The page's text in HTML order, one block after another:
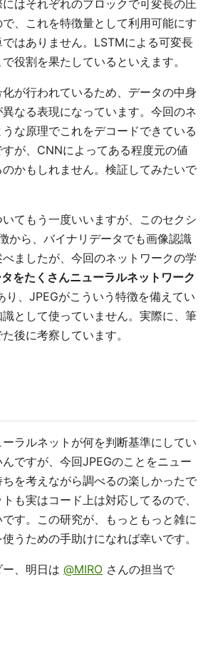
はそれぞれのブロックで可変長の圧
、これを特徴量として利用可能にす
はありません。LSTMによる可変長
役割を果たしているといえます。
が行われているため、データの中身
なる表現になっています。今回のネ
な原理でこれをデコードできている
が、CNNによってある程度元の値
かもしれません。検証してみたいで
てもう一度いいますが、このセクシ
から、バイナリデータでも画像認識
ましたが、今回のネットワークの学
をたくさんニューラルネットワーク
り、JPEGがこういう特徴を備えてい
として使っていません。実際に、筆
後に考察しています。
ラルネットが何を判断基準にしてい
ですが、今回JPEGのことをニュー
を考えながら調べるの楽しかったで
も実はコード上は対応してるので、
す。この研究が、もっともっと雑に
うための手助けになれば幸いです。
、明日は @MIRO さんの担当で